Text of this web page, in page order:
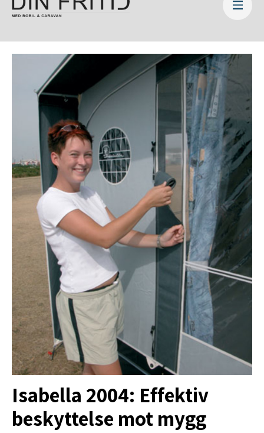
Isabella 2004: Effektiv
beskyttelse mot mygg